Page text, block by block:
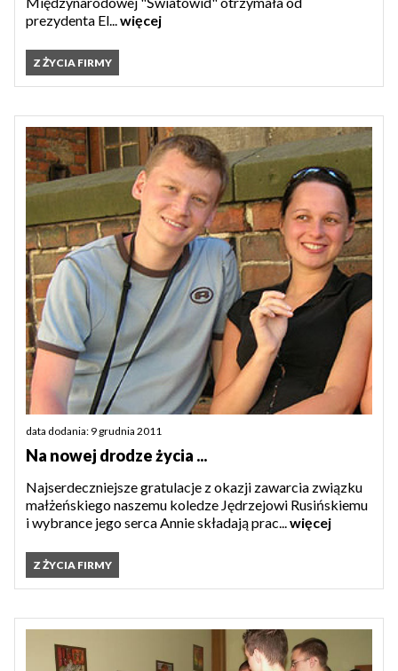
prezydenta El...więcej
Z ŻYCIA FIRMY
data dodania: 9 grudnia 2011
Na nowej drodze życia ...
Najserdeczniejsze gratulacje z okazji zawarcia związku
małżeńskiego naszemu koledze Jędrzejowi Rusińskiemu
i wybrance jego serca Annie składają prac... więcej
Z ŻYCIA FIRMY